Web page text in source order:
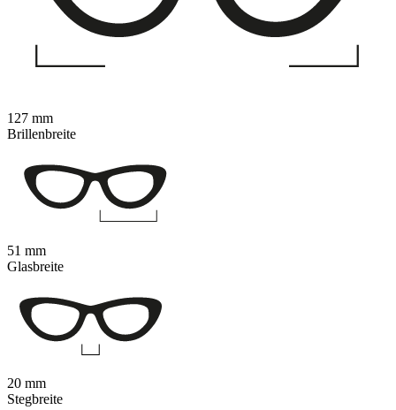
127 mm
Brillenbreite
51 mm
Glasbreite
20 mm
Stegbreite